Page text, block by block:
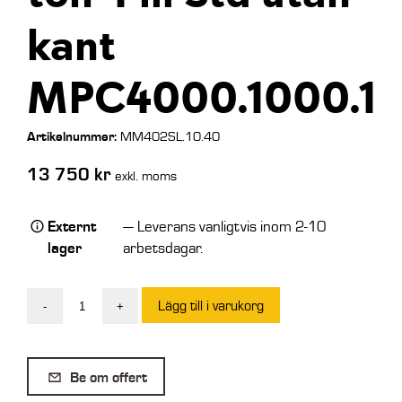
kant
Artikelnummer:MM402SL.10.40
13 750 kr exkl. moms
Externt
lager
— Leverans vanligtvis inom 2-10
arbetsdagar.
-
Aluminiumramp
ton
4
+ Lägg till i varukorg
Be om offert